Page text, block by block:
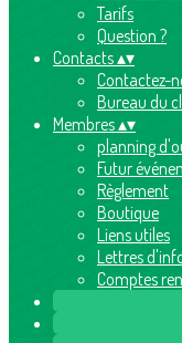
Tarifs
Question ?
Contacts▴▾
Contactez-
Bureau du
Membres▴▾
planning
Futur
Règlement
Boutique
Liens utiles
Lettres
Comptes